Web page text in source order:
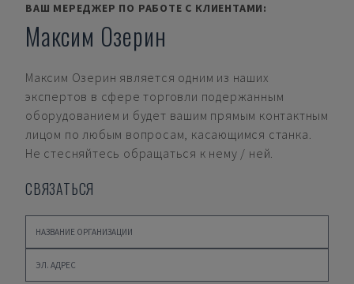
ВАШ МЕРЕДЖЕР ПО РАБОТЕ С КЛИЕНТАМИ:
Максим Озерин
Максим Озерин является одним из наших
экспертов в сфере торговли подержанным
оборудованием и будет вашим прямым контактным
лицом по любым вопросам, касающимся станка.
Не стесняйтесь обращаться к нему / ней.
СВЯЗАТЬСЯ